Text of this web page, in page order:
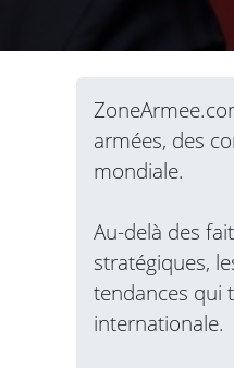
armées, des
mondiale.
Au-delà des
stratégiques,
tendances qui
internationale.